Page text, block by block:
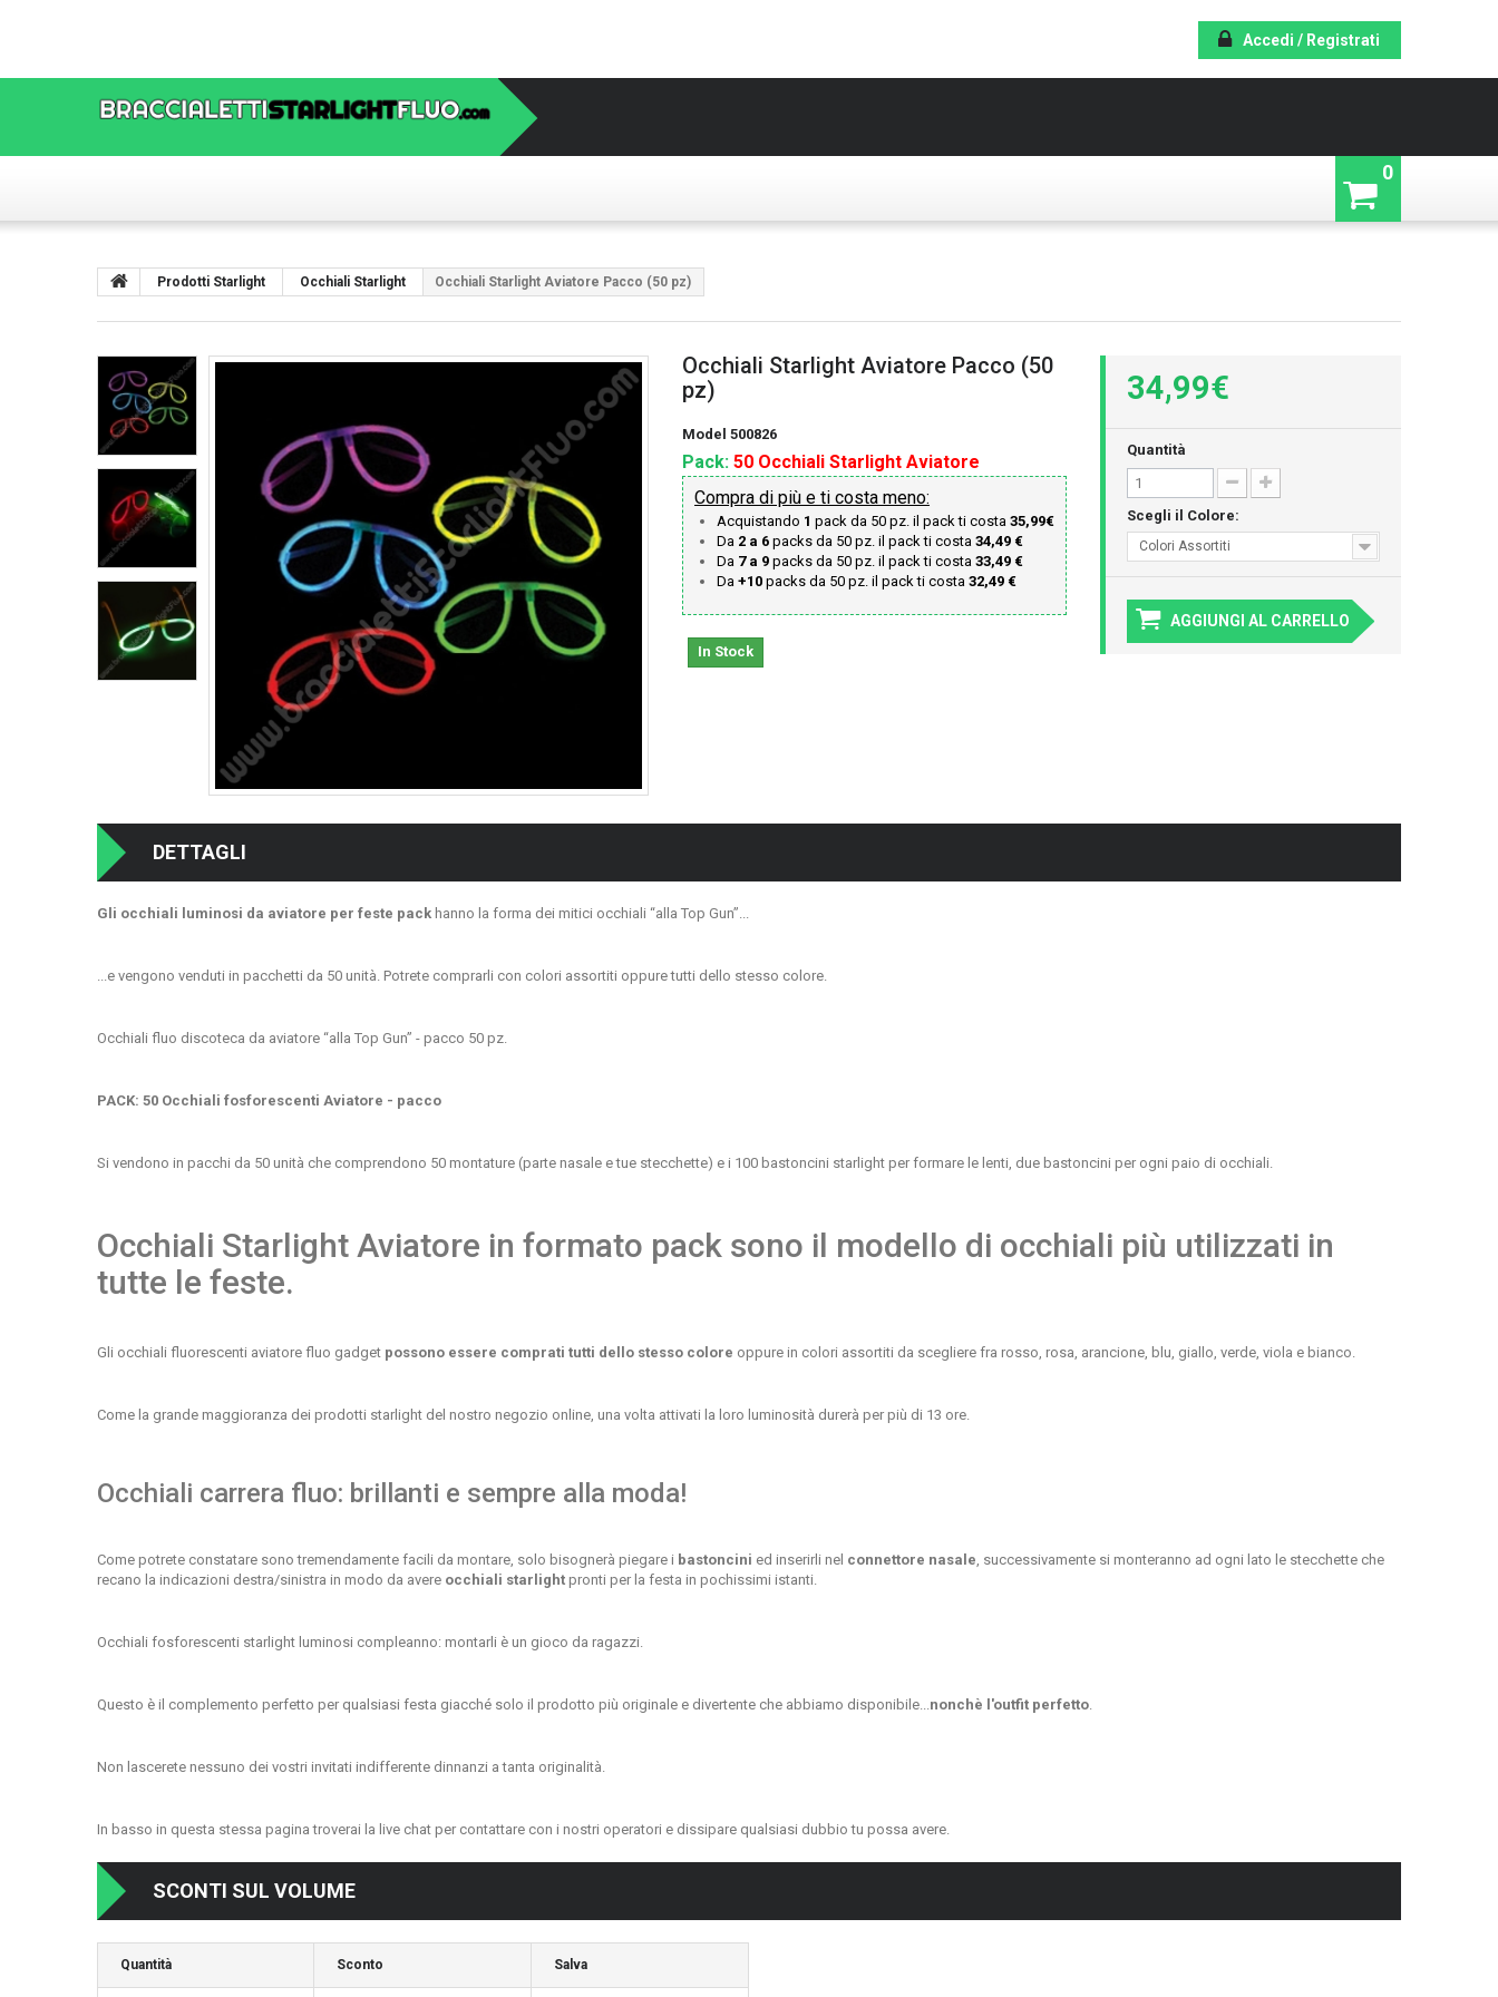
Accedi / Registrati
0
Prodotti Starlight Occhiali Starlight Occhiali Starlight Aviatore Pacco (50 pz)
Occhiali Starlight Aviatore Pacco (50
pz)
Model 500826
Pack: 50 Occhiali Starlight Aviatore
Compra di più e ti costa meno:
Acquistando 1 pack da 50 pz. il pack ti costa 35,99€
Da 2 a 6packs da 50 pz. il pack ti costa 34,49 €
Da 7 a 9packs da 50 pz. il pack ti costa 33,49 €
Da +10packs da 50 pz. il pack ti costa 32,49 €
In Stock
34,99€
Quantità
Scegli il Colore:
Colori Assortiti
AGGIUNGI AL CARRELLO
DETTAGLI
Gli occhiali luminosi da aviatore per feste pack hanno la forma dei mitici occhiali “alla Top Gun”...
...e vengono venduti in pacchetti da 50 unità. Potrete comprarli con colori assortiti oppure tutti dello stesso colore.
Occhiali fluo discoteca da aviatore “alla Top Gun” - pacco 50 pz.
PACK: 50 Occhiali fosforescenti Aviatore - pacco
Si vendono in pacchi da 50 unità che comprendono 50 montature (parte nasale e tue stecchette) e i 100 bastoncini starlight per formare le lenti, due bastoncini per ogni paio di occhiali.
Occhiali Starlight Aviatore in formato pack sono il modello di occhiali più utilizzati in
tutte le feste.
Gli occhiali fluorescenti aviatore fluo gadget possono essere comprati tutti dello stesso colore oppure in colori assortiti da scegliere fra rosso, rosa, arancione, blu, giallo, verde, viola e bianco.
Come la grande maggioranza dei prodotti starlight del nostro negozio online, una volta attivati la loro luminosità durerà per più di 13 ore.
Occhiali carrera fluo: brillanti e sempre alla moda!
Come potrete constatare sono tremendamente facili da montare, solo bisognerà piegare i bastoncini ed inserirli nel connettore nasale , successivamente si monteranno ad ogni lato le stecchette che
recano la indicazioni destra/sinistra in modo da avere occhiali starlight pronti per la festa in pochissimi istanti.
Occhiali fosforescenti starlight luminosi compleanno: montarli è un gioco da ragazzi
Questo è il complemento perfetto per qualsiasi festa giacché solo il prodotto più originale e divertente che abbiamo disponibile... nonchè l'outfit perfetto
Non lascerete nessuno dei vostri invitati indifferente dinnanzi a tanta originalità.
In basso in questa stessa pagina troverai la live chat per contattare con i nostri operatori e dissipare qualsiasi dubbio tu possa avere.
SCONTI SUL VOLUME
Quantità Sconto Salva